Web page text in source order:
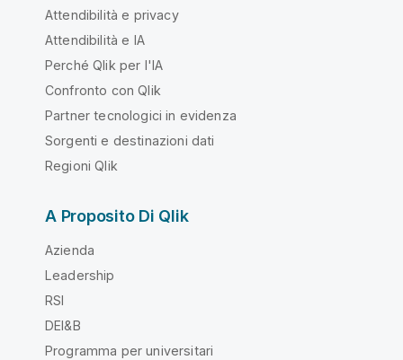
Attendibilità e privacy
Attendibilità e IA
Perché Qlik per l'IA
Confronto con Qlik
Partner tecnologici in evidenza
Sorgenti e destinazioni dati
Regioni Qlik
A Proposito Di Qlik
Azienda
Leadership
RSI
DEI&B
Programma per universitari